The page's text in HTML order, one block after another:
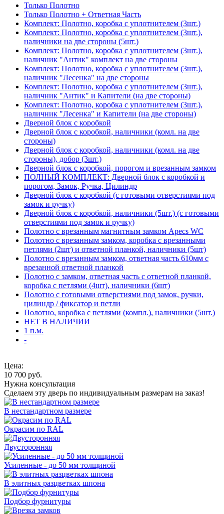
Только Полотно
Только Полотно + Ответная Часть
Комплект: Полотно, коробка с уплотнителем (3шт.)
Комплект: Полотно, коробка с уплотнителем (3шт.),
наличники на две стороны (5шт.)
Комплект: Полотно, коробка с уплотнителем (3шт.),
наличник "Антик" комплект на две стороны
Комплект: Полотно, коробка с уплотнителем (3шт.),
наличник "Лесенка" на две стороны
Комплект: Полотно, коробка с уплотнителем (3шт.),
наличник "Антик" и Капители (на две стороны)
Комплект: Полотно, коробка с уплотнителем (3шт.),
наличник "Лесенка" и Капители (на две стороны)
Дверной блок с коробкой
Дверной блок с коробкой, наличники (комл. на две
стороны)
Дверной блок с коробкой, наличники (комл. на две
стороны), добор (3шт.)
Дверной блок с коробкой, порогом и врезанным замком
ПОЛНЫЙ КОМПЛЕКТ: Дверной блок с коробкой и
порогом, Замок, Ручка, Цилиндр
Дверной блок с коробкой (с готовыми отверстиями под
замок и ручку)
Дверной блок с коробкой, наличники (5шт.) (с готовыми
отверстиями под замок и ручку)
Полотно с врезанным магнитным замком Apecs WC
Полотно с врезанным замком, коробка с врезанными
петлями (2шт) и ответной планкой, наличники (5шт)
Полотно с врезанным замком, ответная часть 610мм с
врезанной ответной планкой
Полотно с замком, ответная часть с ответной планкой,
коробка с петлями (4шт), наличники (6шт)
Полотно с готовыми отверстиями под замок, ручки,
цилиндр / фиксатор и петли
Полотно, коробка с петлями (компл.), наличники (5шт.)
НЕТ В НАЛИЧИИ
1 п.м.
-
Цена:
10 700 руб.
Нужна консультация
Сделаем эту дверь по индивидуальным размерам на заказ!
В нестандартном размере
Окрасим по RAL
Двусторонняя
Усиленные - до 50 мм толщиной
В элитных разцветках шпона
Подбор фурнитуры